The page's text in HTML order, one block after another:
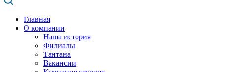
Главная
О компании
Наша история
Филиалы
Тантана
Вакансии